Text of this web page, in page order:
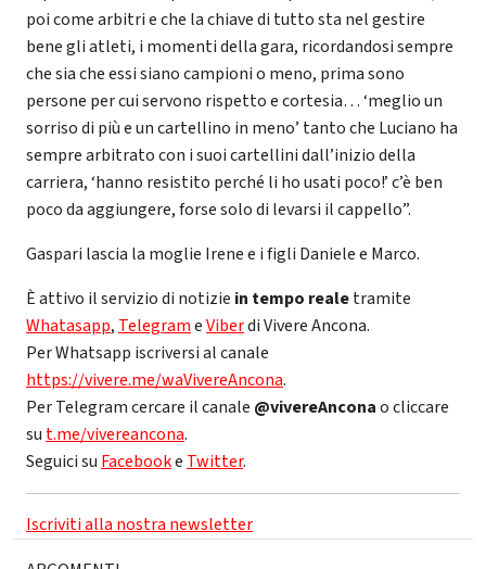
poi come arbitri e che la chiave di tutto sta nel gestire
bene gli atleti, i momenti della gara, ricordandosi sempre
che sia che essi siano campioni o meno, prima sono
persone per cui servono rispetto e cortesia… ‘meglio un
sorriso di più e un cartellino in meno’ tanto che Luciano ha
sempre arbitrato con i suoi cartellini dall’inizio della
carriera, ‘hanno resistito perché li ho usati poco!’ c’è ben
poco da aggiungere, forse solo di levarsi il cappello”.
Gaspari lascia la moglie Irene e i figli Daniele e Marco.
È attivo il servizio di notizie in tempo realetramite
Whatasapp, TelegrameViberdi Vivere Ancona.
Per Whatsapp iscriversi al canale
https://vivere.me/waVivereAncona.
Per Telegram cercare il canale @vivereAnconao cliccare
su t.me/vivereancona.
Seguici su Facebooke Twitter.
Iscriviti alla nostra newsletter